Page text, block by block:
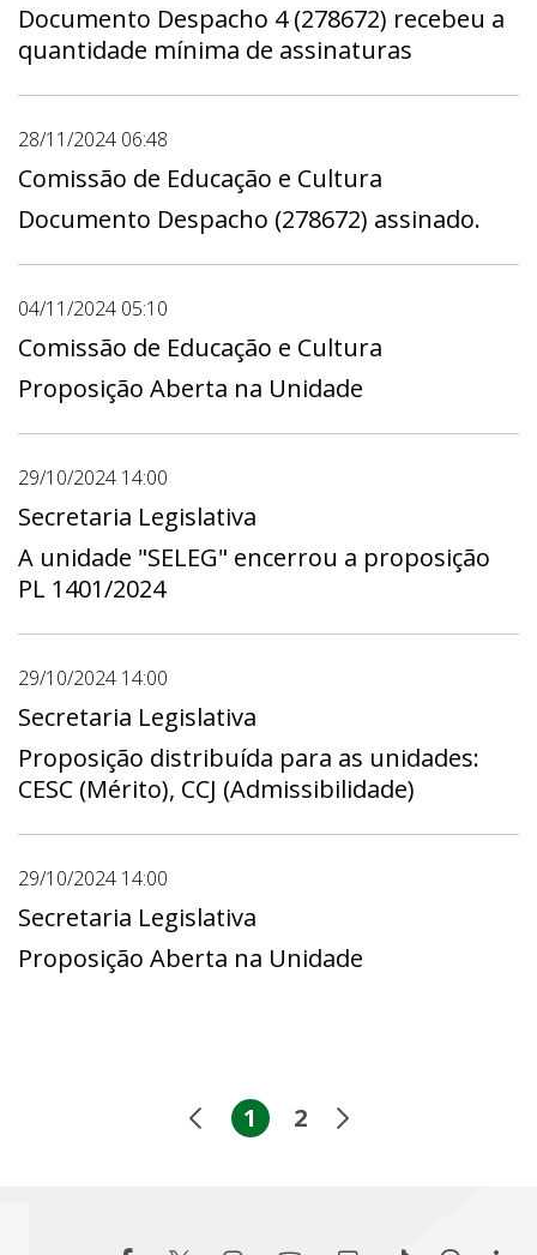
Documento Despacho 4 (278672) recebeu a
quantidade mínima de assinaturas
28/11/2024 06:48
Comissão de Educação e Cultura
Documento Despacho (278672) assinado.
04/11/2024 05:10
Comissão de Educação e Cultura
Proposição Aberta na Unidade
29/10/2024 14:00
Secretaria Legislativa
A unidade "SELEG" encerrou a proposição
PL 1401/2024
29/10/2024 14:00
Secretaria Legislativa
Proposição distribuída para as unidades:
CESC (Mérito), CCJ (Admissibilidade)
29/10/2024 14:00
Secretaria Legislativa
Proposição Aberta na Unidade
1 2